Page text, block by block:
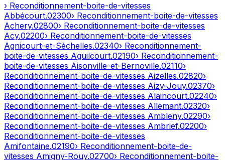
› Reconditionnement-boite-de-vitesses
Abbécourt.02300› Reconditionnement-boite-de-vitesses
Achery.02800› Reconditionnement-boite-de-vitesses
Acy.02200› Reconditionnement-boite-de-vitesses
Agnicourt-et-Séchelles.02340› Reconditionnement-
boite-de-vitesses Aguilcourt.02190› Reconditionnement-
boite-de-vitesses Aisonville-et-Bernoville.02110›
Reconditionnement-boite-de-vitesses Aizelles.02820›
Reconditionnement-boite-de-vitesses Aizy-Jouy.02370›
Reconditionnement-boite-de-vitesses Alaincourt.02240›
Reconditionnement-boite-de-vitesses Allemant.02320›
Reconditionnement-boite-de-vitesses Ambleny.02290›
Reconditionnement-boite-de-vitesses Ambrief.02200›
Reconditionnement-boite-de-vitesses
Amifontaine.02190› Reconditionnement-boite-de-
vitesses Amigny-Rouy.02700› Reconditionnement-boite-